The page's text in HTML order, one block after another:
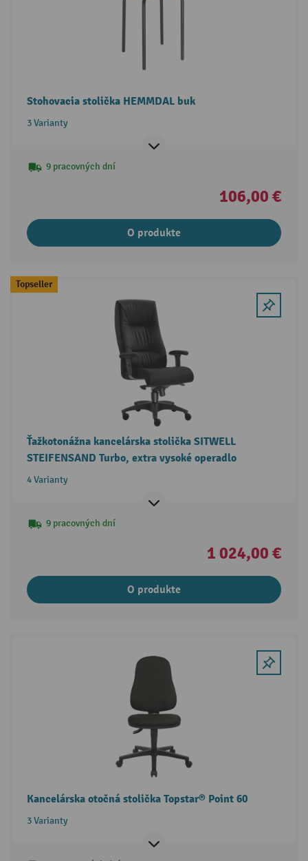
Stohovacia stolička HEMMDAL buk
3 Varianty
9 pracovných dní
106,00 €
O produkte
Topseller
Ťažkotonážna kancelárska stolička SITWELL
STEIFENSAND Turbo, extra vysoké operadlo
4 Varianty
9 pracovných dní
1 024,00 €
O produkte
Kancelárska otočná stolička Topstar® Point 60
3 Varianty